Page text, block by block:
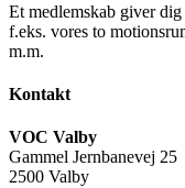
Et medlemskab giver
f.eks. vores to
m.m.
Kontakt
VOC Valby
Gammel Jernbanevej 25
2500 Valby